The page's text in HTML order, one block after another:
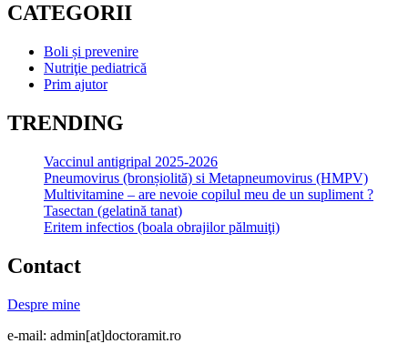
CATEGORII
Boli și prevenire
Nutriţie pediatrică
Prim ajutor
TRENDING
Vaccinul antigripal 2025-2026
Pneumovirus (bronșiolită) si Metapneumovirus (HMPV)
Multivitamine – are nevoie copilul meu de un supliment ?
Tasectan (gelatină tanat)
Eritem infectios (boala obrajilor pălmuiţi)
Contact
Despre mine
e-mail: admin[at]doctoramit.ro